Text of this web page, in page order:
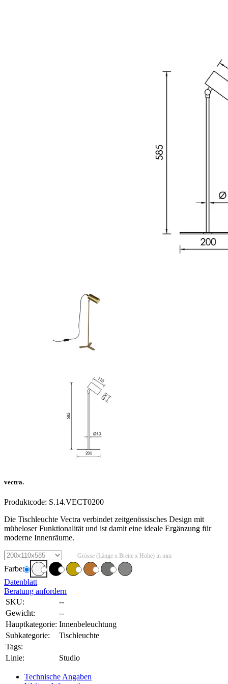
vectra.
Produktcode: S.14.VECT0200
Die Tischleuchte Vectra verbindet zeitgenössisches Design mit
müheloser Funktionalität und ist damit eine ideale Ergänzung für
moderne Innenräume.
Grösse (Länge x Breite x Höhe) in mm
Farbe:
Datenblatt
Beratung anfordern
SKU:
--
Gewicht:
--
Hauptkategorie: Innenbeleuchtung
Subkategorie:
Tischleuchte
Tags:
Linie:
Studio
Technische Angaben